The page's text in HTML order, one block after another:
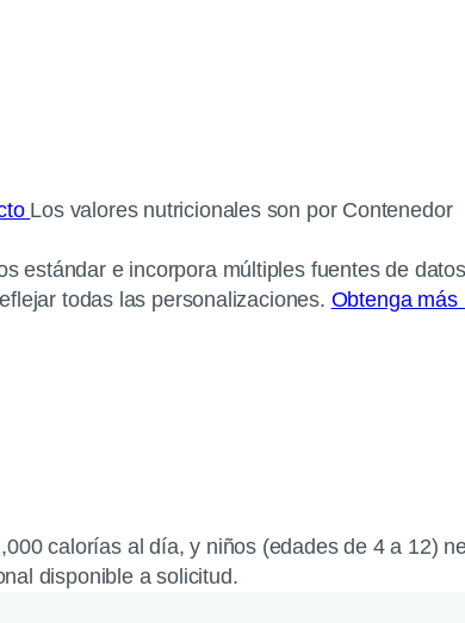
Los valores nutricionales son por Contenedor
estándar e incorpora múltiples fuentes de
todas las personalizaciones. Obtenga más
calorías al día, y niños (edades de 4 a 12)
disponible a solicitud.